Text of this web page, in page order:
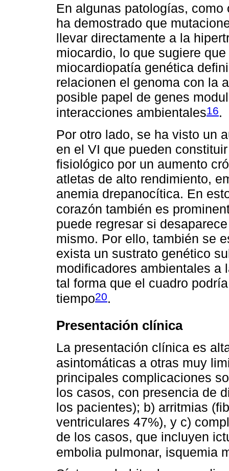
En algunas patologías,
ha demostrado que
llevar directamente a la
miocardio, lo que sugiere
miocardiopatía genética
relacionen el genoma con la
posible papel de genes
interacciones ambientales16.
Por otro lado, se ha visto un
en el VI que pueden
fisiológico por un aumento
atletas de alto rendimiento,
anemia drepanocítica. En
corazón también es
puede regresar si
mismo. Por ello, también se
exista un sustrato genético
modificadores ambientales a
tal forma que el cuadro
tiempo20.
Presentación clínica
La presentación clínica es
asintomáticas a otras muy
principales complicaciones
los casos, con presencia de
los pacientes); b) arritmias
ventriculares 47%), y c)
de los casos, que incluyen
embolia pulmonar, isquemia